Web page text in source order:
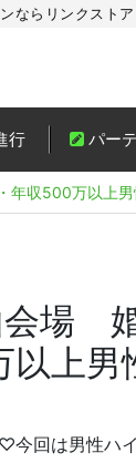
ならリンクストア
行 パー
年収500万以上
場
以上
今回は男性ハ